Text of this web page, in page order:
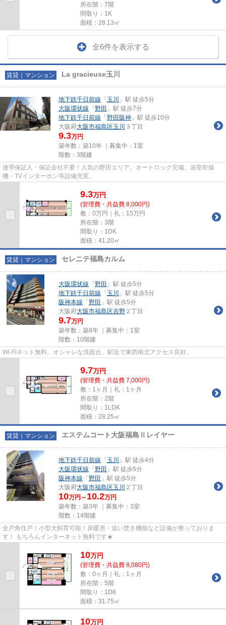
所在階：7階
間取り：1K
面積：28.13㎡
全6件を表示する
賃貸｜マンション La gracieuse玉川
地下鉄千日前線 「 玉川
」駅 徒歩5分
大阪環状線 「 野田 」駅 徒歩7分
地下鉄千日前線 「 野田阪神 」駅 徒歩10分
大阪府大阪市福島区玉川 ３丁目
9.3万円
築年数：築10年 ｜募集中： 1室
階数：3階建
連帯保証人・保証会社不要！人気の野田エリア。オートロック完備。浴室乾燥
機・TVインターホン等設備充実。
9.3万円
(管理費・共益費 8,000円)
敷：0万円｜礼：15万円
所在階：3階
間取り：1DK
面積：41.20㎡
賃貸｜マンション セレニテ福島カルム
大阪環状線 「 野田 」駅 徒歩5分
地下鉄千日前線 「 玉川
」駅 徒歩5分
阪神本線 「 野田 」駅 徒歩5分
大阪府大阪市福島区吉野 ２丁目
9.7万円
築年数：築8年 ｜募集中： 1室
階数：10階建
Wi-Fiネット無料。オシャレな洗面台。駅近で東西南北アクセス良好。
9.7万円
(管理費・共益費 7,000円)
敷：1ヶ月｜礼：1ヶ月
所在階：2階
間取り：1LDK
面積：28.25㎡
賃貸｜マンション エステムコート大阪福島Ⅱレイヤー
地下鉄千日前線 「 玉川
」駅 徒歩4分
大阪環状線 「 野田 」駅 徒歩5分
阪神本線 「 野田 」駅 徒歩5分
大阪府大阪市福島区玉川 ２丁目
10万円～ 10.2万円
築年数：築3年 ｜募集中： 3室
階数：14階建
全戸角住戸！小型犬飼育可能！床暖房・追い焚き機能など設備が整っておりま
す！ もちろんインターネット無料です★
10万円
(管理費・共益費 8,080円)
敷：0ヶ月｜礼：1ヶ月
所在階：5階
間取り：1DK
面積：31.75㎡
10万円